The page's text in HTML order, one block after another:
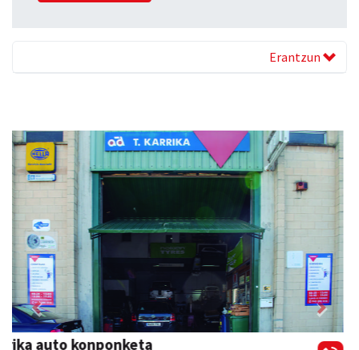
Erantzun
Ondarreta Ikastetxea
Previous Next